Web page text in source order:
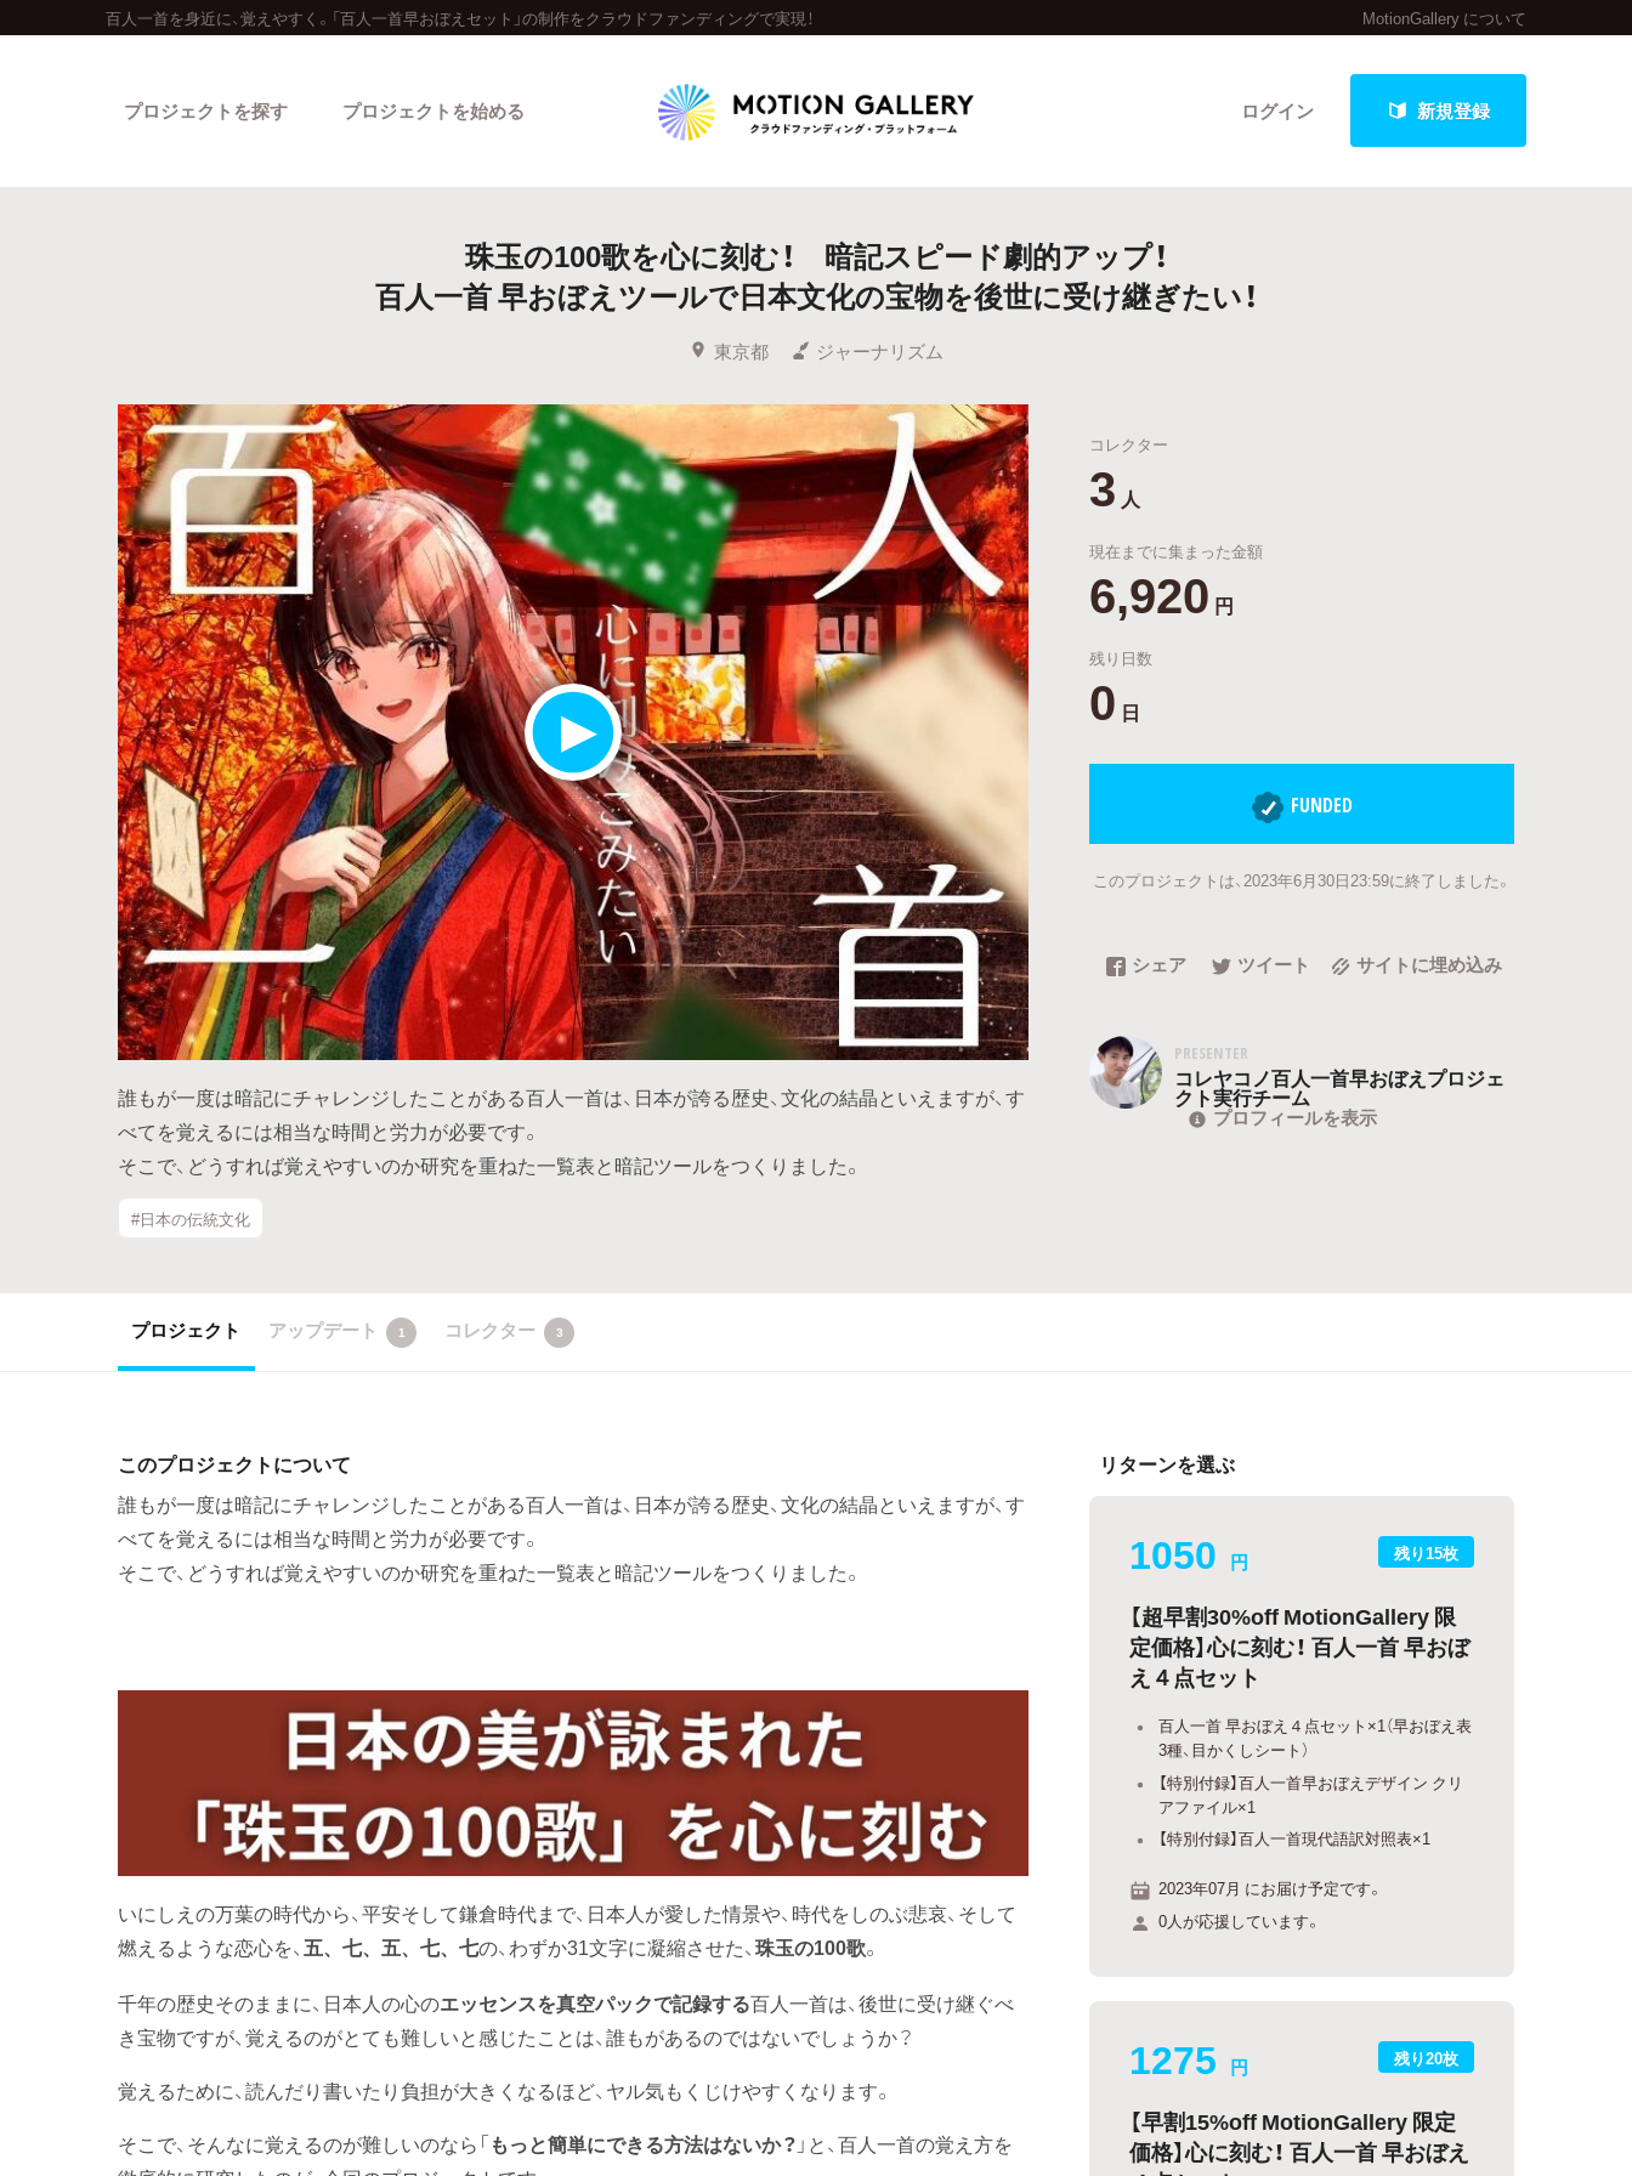
百人一首を身近に、覚えやすく。「百人一首早おぼえセット」の制作をクラウドファンディングで実現！ MotionGallery について
ログイン 新規登録
プロジェクトを探す
人気のプロジェクト 新着プロジェクト 終了間近のプロジェクト
Feature
カテゴリーから探す タグから探す キュレーターから探す 特集から探す
Legendary
最新達成プロジェクト 調達額が大きいプロジェクト
プロジェクトを始める
珠玉の100歌を心に刻む！ 暗記スピード劇的アップ！
百人一首 早おぼえツールで日本文化の宝物を後世に受け継ぎたい！
東京都 ジャーナリズム
誰もが一度は暗記にチャレンジしたことがある百人一首は、日本が誇る歴史、文化の結晶といえますが、す
べてを覚えるには相当な時間と労力が必要です。
そこで、どうすれば覚えやすいのか研究を重ねた一覧表と暗記ツールをつくりました。
#日本の伝統文化
コレクター
3 人
現在までに集まった金額
6,920 円
残り日数
0 日
FUNDED
このプロジェクトは、2023年6月30日23:59に終了しました。
シェア ツイート サイトに埋め込み
PRESENTER
コレヤコノ百人一首早おぼえプロジェ
クト実行チーム
プロフィールを表示
プロジェクト アップデート 1 コレクター 3
このプロジェクトについて
誰もが一度は暗記にチャレンジしたことがある百人一首は、日本が誇る歴史、文化の結晶といえますが、す
べてを覚えるには相当な時間と労力が必要です。
そこで、どうすれば覚えやすいのか研究を重ねた一覧表と暗記ツールをつくりました。
いにしえの万葉の時代から、平安そして鎌倉時代まで、日本人が愛した情景や、時代をしのぶ悲哀、そして
燃えるような恋心を、 五、七、五、七、七の、わずか31文字に凝縮させた、 珠玉の100歌。
千年の歴史そのままに、日本人の心のエッセンスを真空パックで記録する百人一首は、後世に受け継ぐべ
き宝物ですが、覚えるのがとても難しいと感じたことは、誰もがあるのではないでしょうか？
覚えるために、読んだり書いたり負担が大きくなるほど、ヤル気もくじけやすくなります。
そこで、そんなに覚えるのが難しいのなら「もっと簡単にできる方法はないか？ 」と、百人一首の覚え方を
リターンを選ぶ
残り15枚
1050 円
【超早割30%off MotionGallery 限
定価格】心に刻む！ 百人一首 早おぼ
え４点セット
百人一首 早おぼえ４点セット×1（早おぼえ表
3種、目かくしシート）
【特別付録】百人一首早おぼえデザイン クリ
アファイル×1
【特別付録】百人一首現代語訳対照表×1
2023年07月 にお届け予定です。
0人が応援しています。
残り20枚
1275 円
【早割15%off MotionGallery 限定
価格】心に刻む！ 百人一首 早おぼえ